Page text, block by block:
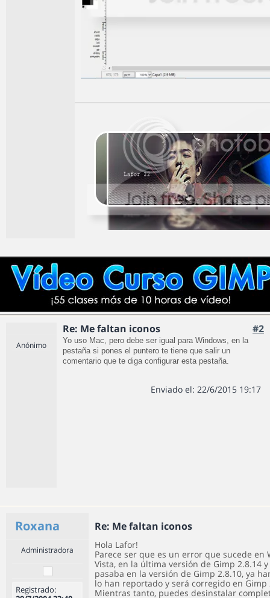
Re: Me faltan iconos #2
Anónimo Yo uso Mac, pero debe ser igual para Windows, en la
pestaña si pones el puntero te tiene que salir un
comentario que te diga configurar esta pestaña.
Enviado el: 22/6/2015 19:17
Roxana Re: Me faltan iconos
Administradora
Registrado:
Hola Lafor!
Parece ser que es un error que sucede en
Vista, en la última versión de Gimp 2.8.14
pasaba en la versión de Gimp 2.8.10, ya
lo han reportado y será corregido en Gimp
Mientras tanto, puedes desinstalar